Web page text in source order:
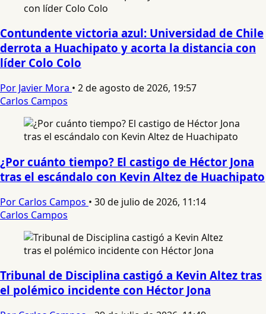
Contundente victoria azul: Universidad de Chile
derrota a Huachipato y acorta la distancia con
líder Colo Colo
Por Javier Mora • 2 de agosto de 2026, 19:57
Carlos Campos
¿Por cuánto tiempo? El castigo de Héctor Jona
tras el escándalo con Kevin Altez de Huachipato
Por Carlos Campos • 30 de julio de 2026, 11:14
Carlos Campos
Tribunal de Disciplina castigó a Kevin Altez tras
el polémico incidente con Héctor Jona